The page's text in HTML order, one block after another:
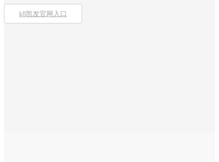
k8凯发官网入口